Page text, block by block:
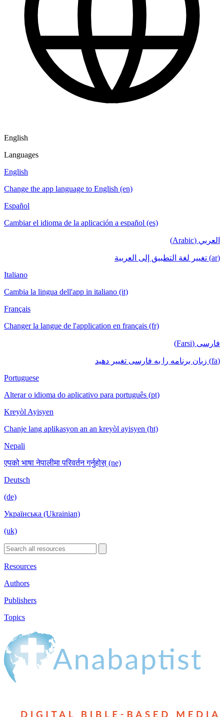
English
Languages
English
Change the app language to English (en)
Español
Cambiar el idioma de la aplicación a español (es)
العربي (Arabic)
(ar) تغيير لغة التطبيق إلى العربية
Italiano
Cambia la lingua dell'app in italiano (it)
Français
Changer la langue de l'application en français (fr)
فارسی (Farsi)
(fa) زبان برنامه را به فارسی تغییر دهید
Portuguese
Alterar o idioma do aplicativo para português (pt)
Kreyòl Ayisyen
Chanje lang aplikasyon an an kreyòl ayisyen (ht)
Nepali
एपको भाषा नेपालीमा परिवर्तन गर्नुहोस् (ne)
Deutsch
(de)
Українська (Ukrainian)
(uk)
Resources
Authors
Publishers
Topics